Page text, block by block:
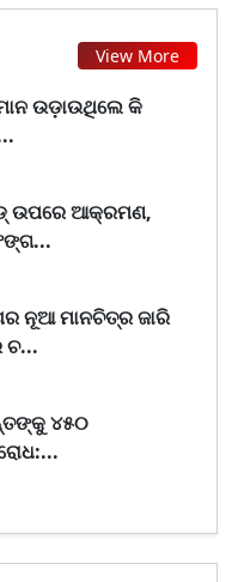
View More
ଉଡ଼ାଉଥିଲେ କି
ଉପରେ ଆକ୍ରମଣ,
ନୂଆ ମାନଚିତ୍ର ଜାରି
ଚ...
୪୫୦